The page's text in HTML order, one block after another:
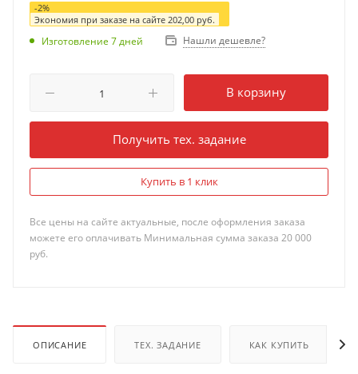
-2%
Экономия при заказе на сайте 202,00 руб.
Изготовление 7 дней Нашли дешевле?
В корзину
Получить тех. задание
Купить в 1 клик
Все цены на сайте актуальные, после оформления заказа
можете его оплачивать Минимальная сумма заказа 20 000
руб.
ОПИСАНИЕ ТЕХ. ЗАДАНИЕ КАК КУПИТЬ